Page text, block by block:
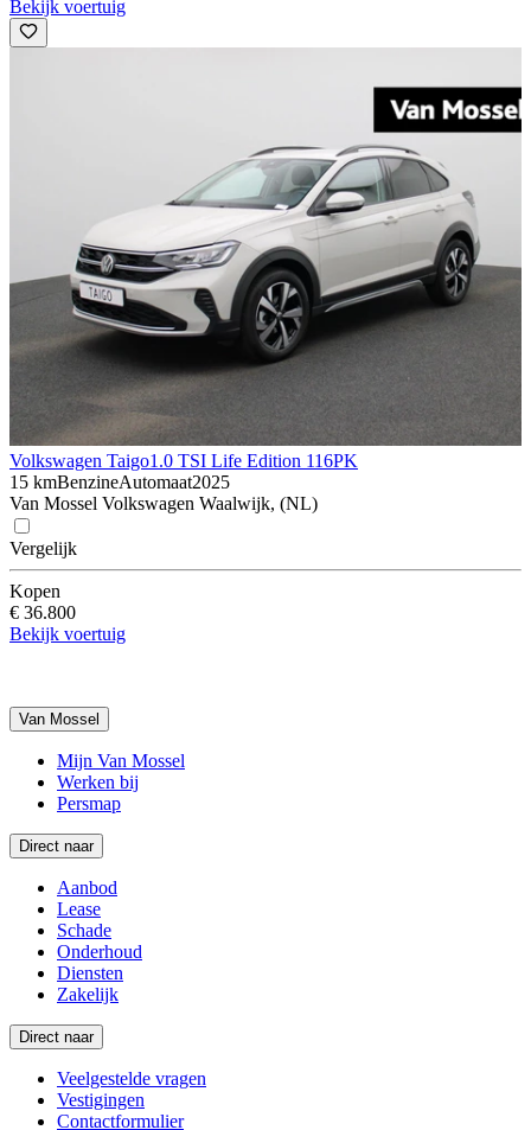
Bekijk voertuig
Volkswagen Taigo1.0 TSI Life Edition 116PK
15 kmBenzineAutomaat2025
Van Mossel Volkswagen Waalwijk, (NL)
Vergelijk
Kopen
€ 36.800
Bekijk voertuig
Van Mossel
Mijn Van Mossel
Werken bij
Persmap
Direct naar
Aanbod
Lease
Schade
Onderhoud
Diensten
Zakelijk
Direct naar
Veelgestelde vragen
Vestigingen
Contactformulier